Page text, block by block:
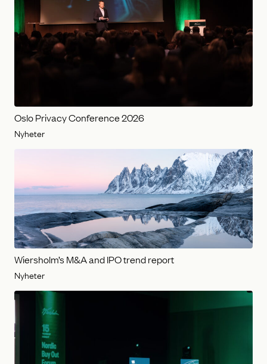
Oslo Privacy Conference 2026
Nyheter
Wiersholm’s M&A and IPO trend report
Nyheter